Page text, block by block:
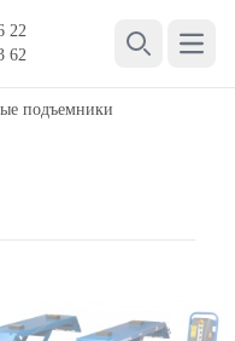
22
62
Open
подъемники